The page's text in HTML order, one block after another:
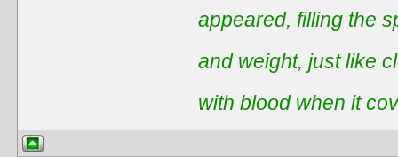
appeared, filling the
and weight, just like
with blood when it